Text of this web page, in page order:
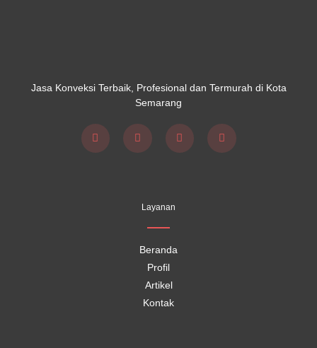
Jasa Konveksi Terbaik, Profesional dan Termurah di Kota
Semarang
a
o
n
i
Layanan
Beranda
Profil
Artikel
Kontak